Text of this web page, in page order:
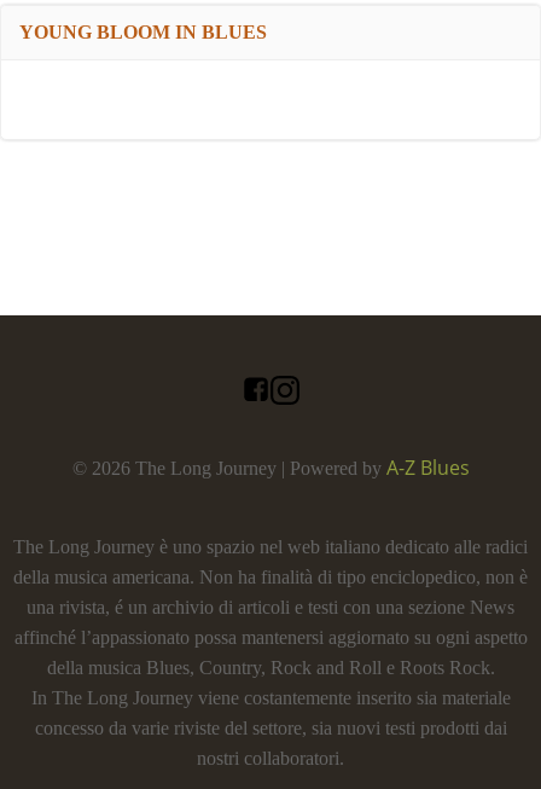
YOUNG BLOOM IN BLUES
© 2026 The Long Journey | Powered by A-Z Blues
The Long Journey è uno spazio nel web italiano dedicato alle radici
della musica americana. Non ha finalità di tipo enciclopedico, non è
una rivista, é un archivio di articoli e testi con una sezione News
affinché l’appassionato possa mantenersi aggiornato su ogni aspetto
della musica Blues, Country, Rock and Roll e Roots Rock.
In The Long Journey viene costantemente inserito sia materiale
concesso da varie riviste del settore, sia nuovi testi prodotti dai
nostri collaboratori.